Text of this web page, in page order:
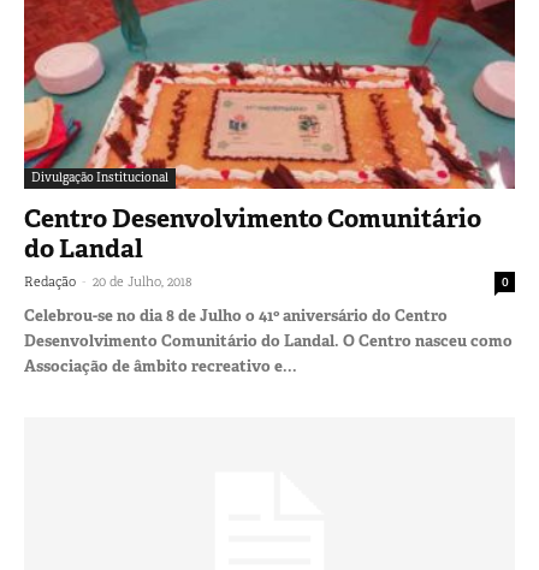
Divulgação Institucional
Centro Desenvolvimento Comunitário
do Landal
Redação - 20 de Julho, 2018 0
Celebrou-se no dia 8 de Julho o 41º aniversário do Centro
Desenvolvimento Comunitário do Landal. O Centro nasceu como
Associação de âmbito recreativo e...